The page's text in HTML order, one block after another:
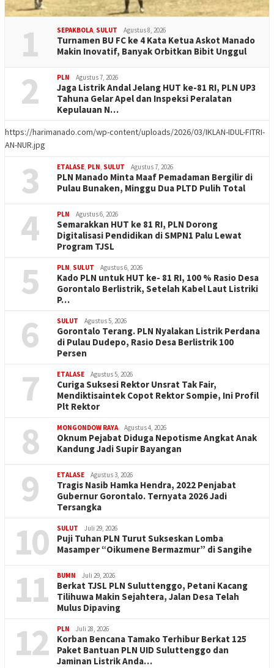
1 SEPAKBOLA, SULUT Agustus 8, 2026
Turnamen BU FC ke 4 Kata Ketua Askot Manado
Makin Inovatif, Banyak Orbitkan Bibit Unggul
2 PLN Agustus 7, 2026
Jaga Listrik Andal Jelang HUT ke-81 RI, PLN UP3
Tahuna Gelar Apel dan Inspeksi Peralatan
Kepulauan N…
https://harimanado.com/wp-content/uploads/2026/03/IKLAN-IDUL-FITRI-
AN-NUR.jpg
3 ETALASE, PLN, SULUT Agustus 7, 2026
PLN Manado Minta Maaf Pemadaman Bergilir di
Pulau Bunaken, Minggu Dua PLTD Pulih Total
4 PLN Agustus 6, 2026
Semarakkan HUT ke 81 RI, PLN Dorong
Digitalisasi Pendidikan di SMPN1 Palu Lewat
Program TJSL
5 PLN, SULUT Agustus 6, 2026
Kado PLN untuk HUT ke- 81 RI, 100 % Rasio Desa
Gorontalo Berlistrik, Setelah Kabel Laut Listriki
P…
6 SULUT Agustus 5, 2026
Gorontalo Terang. PLN Nyalakan Listrik Perdana
di Pulau Dudepo, Rasio Desa Berlistrik 100
Persen
7 ETALASE Agustus 5, 2026
Curiga Suksesi Rektor Unsrat Tak Fair,
Mendiktisaintek Copot Rektor Sompie, Ini Profil
Plt Rektor
8 MONGONDOW RAYA Agustus 4, 2026
Oknum Pejabat Diduga Nepotisme Angkat Anak
Kandung Jadi Supir Bayangan
9 ETALASE Agustus 3, 2026
Tragis Nasib Hamka Hendra, 2022 Penjabat
Gubernur Gorontalo. Ternyata 2026 Jadi
Tersangka
10 SULUT Juli 29, 2026
Puji Tuhan PLN Turut Sukseskan Lomba
Masamper “Oikumene Bermazmur” di Sangihe
11 BUMN Juli 29, 2026
Berkat TJSL PLN Suluttenggo, Petani Kacang
Tilihuwa Makin Sejahtera, Jalan Desa Telah
Mulus Dipaving
12 PLN Juli 28, 2026
Korban Bencana Tamako Terhibur Berkat 125
Paket Bantuan PLN UID Suluttenggo dan
Jaminan Listrik Anda…